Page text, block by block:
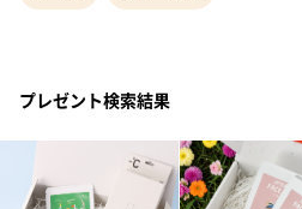
プレゼント検索結果